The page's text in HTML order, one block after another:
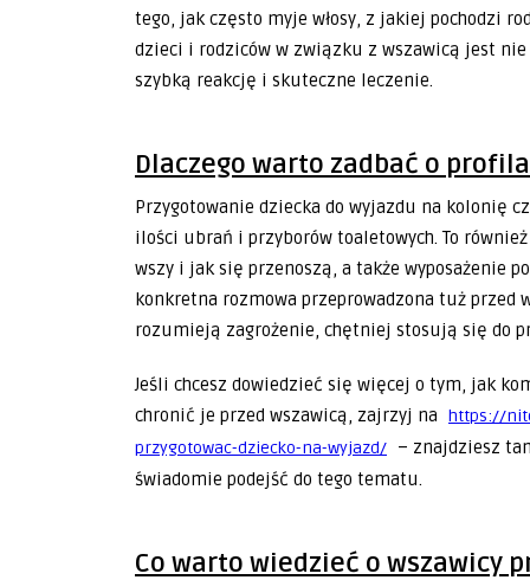
tego, jak często myje włosy, z jakiej pochodzi
dzieci i rodziców w związku z wszawicą jest
szybką reakcję i skuteczne leczenie.
Dlaczego warto zadbać o
Przygotowanie dziecka do wyjazdu na kolonię
ilości ubrań i przyborów toaletowych. To
wszy i jak się przenoszą, a także wyposażenie
konkretna rozmowa przeprowadzona tuż przed
rozumieją zagrożenie, chętniej stosują się do
Jeśli chcesz dowiedzieć się więcej o tym, jak
chronić je przed wszawicą, zajrzyj na https://
przygotowac-dziecko-na-wyjazd/ – znajdziesz
świadomie podejść do tego tematu.
Co warto wiedzieć o wszawicy